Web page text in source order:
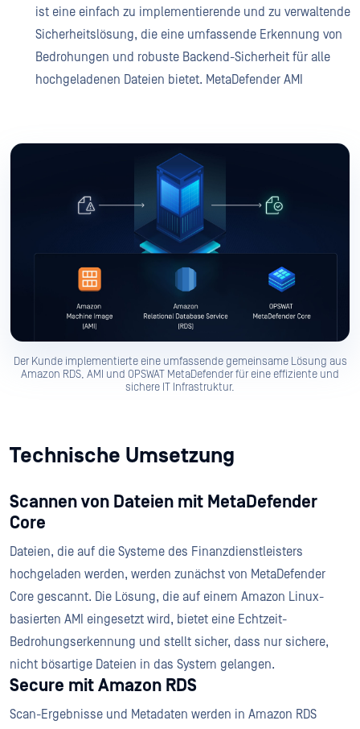
ist eine einfach zu implementierende und zu verwaltende
Sicherheitslösung, die eine umfassende Erkennung von
Bedrohungen und robuste Backend-Sicherheit für alle
hochgeladenen Dateien bietet. MetaDefender AMI
Der Kunde implementierte eine umfassende gemeinsame Lösung aus
Amazon RDS, AMI und OPSWAT MetaDefender für eine effiziente und
sichere IT Infrastruktur.
Technische Umsetzung
Scannen von Dateien mit MetaDefender
Core
Dateien, die auf die Systeme des Finanzdienstleisters
hochgeladen werden, werden zunächst von MetaDefender
Core gescannt. Die Lösung, die auf einem Amazon Linux-
basierten AMI eingesetzt wird, bietet eine Echtzeit-
Bedrohungserkennung und stellt sicher, dass nur sichere,
nicht bösartige Dateien in das System gelangen.
Secure mit Amazon RDS
Scan-Ergebnisse und Metadaten werden in Amazon RDS